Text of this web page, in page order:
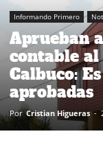
Informando Primero
Aprueban
contable
Calbuco:
aprobadas
Por Cristian Higueras -